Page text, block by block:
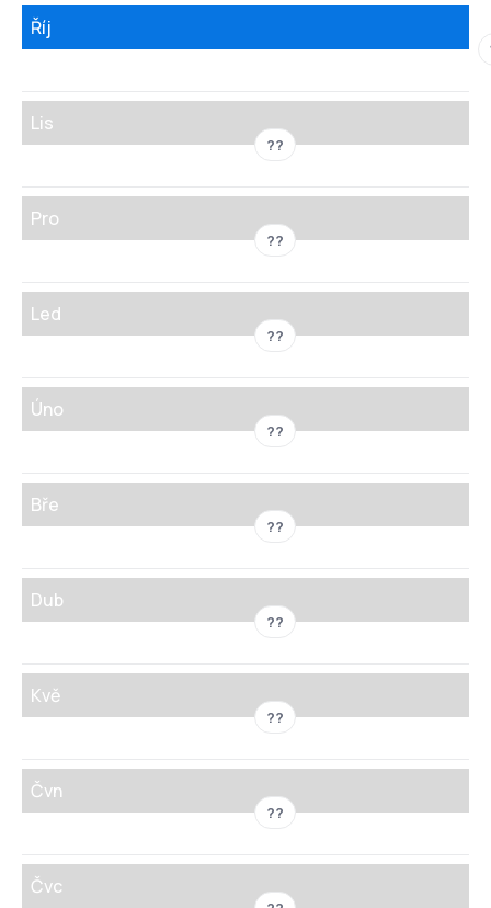
Říj
Lis
??
Pro
??
Led
??
Úno
??
Bře
??
Dub
??
Kvě
??
Čvn
??
Čvc